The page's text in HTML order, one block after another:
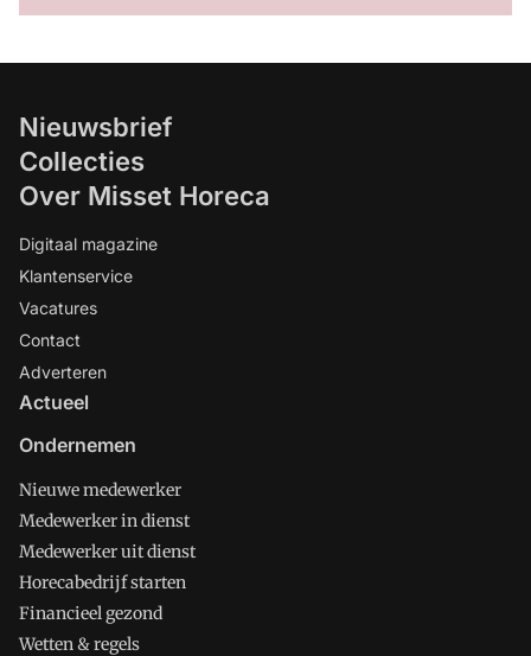
Nieuwsbrief
Collecties
Over Misset Horeca
Digitaal magazine
Klantenservice
Vacatures
Contact
Adverteren
Actueel
Ondernemen
Nieuwe medewerker
Medewerker in dienst
Medewerker uit dienst
Horecabedrijf starten
Financieel gezond
Wetten & regels